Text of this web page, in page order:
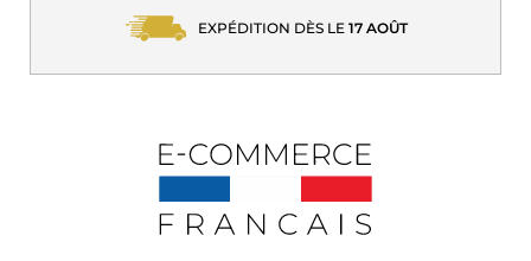
EXPÉDITION DÈS LE 17 AOÛT